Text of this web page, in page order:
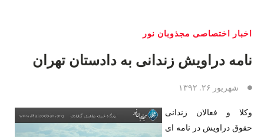
اخبار اختصاصی مجذوبان نور
نامه دراویش زندانی به دادستان تهران
شهریور ۲۶, ۱۳۹۲
وکلا و فعالان زندانی
حقوق دراویش در نامه ای